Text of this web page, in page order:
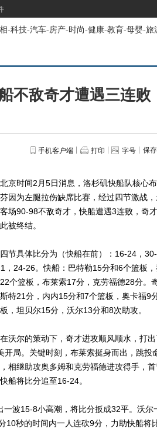
-科技-汽车-房产-时尚-健康-教育-母婴-旅
不敌奇才遭遇三连败
手机客户端 打印 字号 保
时间2月5日消息，洛杉矶快船队核心
因为左腿拉伤缺席比赛，经过四节激战，
场90-98不敌奇才，快船遭遇3连败，奇
被终结。
具体比分为（快船在前）：16-24，30-
，24-26。快船：巴特勒15分和6个篮板
个篮板，布莱索17分，克劳福德28分。
特21分，内内15分和7个篮板，奥卡福9
，坦贝尔15分，沃尔13分和8次助攻。
尔的策动下，奇才进攻顺风顺水，打出
开局。关键时刻，布莱索挺身而出，跳投
相继助攻奥多姆和克劳福德进攻得手，
船将比分追至16-24。
波15-8小高潮，将比分扳成32平。沃尔
10秒的时间内一人连砍9分，力助快船将